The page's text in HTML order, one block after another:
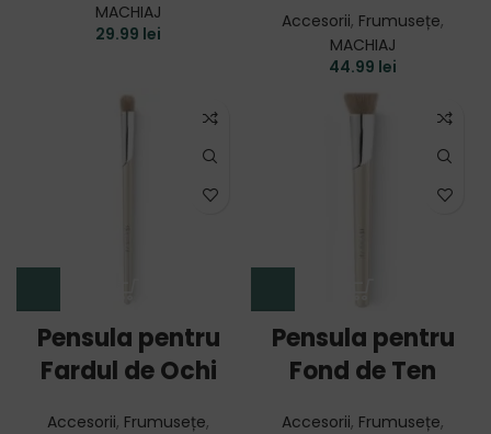
MACHIAJ
29.99 lei
Accesorii, Frumusețe,
MACHIAJ
44.99 lei
Pensula pentru
Fardul de Ochi
Accesorii, Frumusețe,
Pensula pentru
Fond de Ten
Accesorii, Frumusețe,